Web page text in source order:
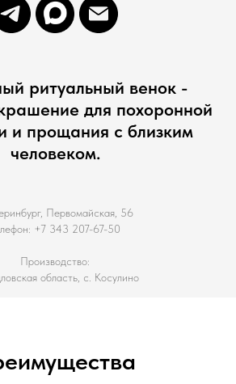
ритуальный венок -
для похоронной
и прощания с близким
человеком.
Первомайская, 56
+7 343 207-67-50
Производство:
область, с. Косулино